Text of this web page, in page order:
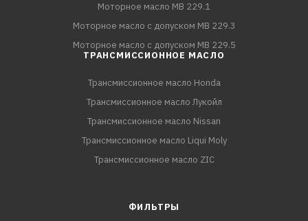
Моторное масло MB 229.1
Моторное масло с допуском MB 229.3
Моторное масло с допуском MB 229.5
ТРАНСМИССИОННОЕ МАСЛО
Трансмиссионное масло Honda
Трансмиссионное масло Лукойл
Трансмиссионное масло Nissan
Трансмиссионное масло Liqui Moly
Трансмиссионное масло ZIC
ФИЛЬТРЫ